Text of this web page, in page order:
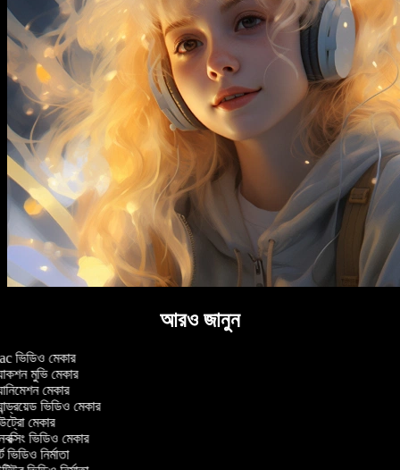
আরও জানুন
ভিডিও মেকার
মুভি মেকার
মেকার
ভিডিও মেকার
মেকার
ভিডিও মেকার
নির্মাতা